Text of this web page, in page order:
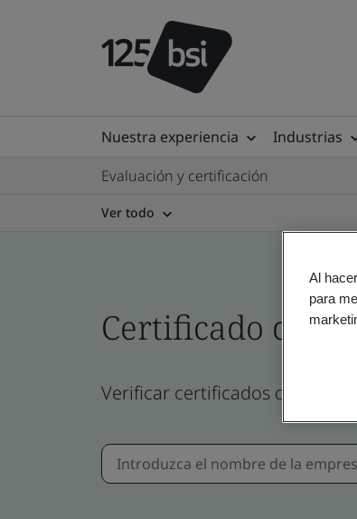
Nuestra experiencia Industrias
Evaluación y certificación
Ver todo
Certificado del
Verificar certificados de
Al
para